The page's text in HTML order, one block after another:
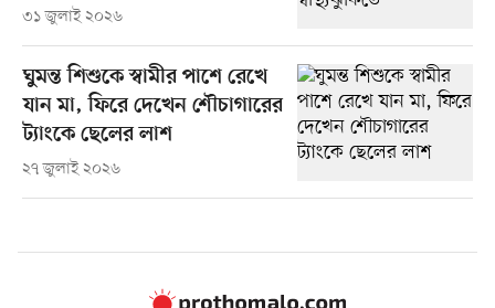
৩১ জুলাই ২০২৬
ঘুমন্ত শিশুকে স্বামীর পাশে রেখে
যান মা, ফিরে দেখেন শৌচাগারের
ট্যাংকে ছেলের লাশ
২৭ জুলাই ২০২৬